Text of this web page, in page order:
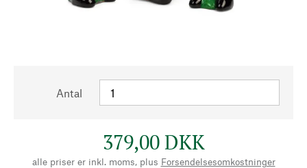
Antal
379,00 DKK
alle priser er inkl. moms, plus Forsendelsesomkostninger